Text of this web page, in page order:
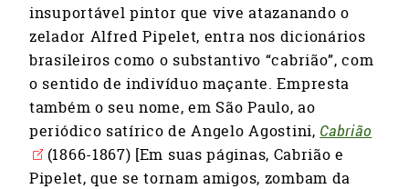
insuportável pintor que vive atazanando o
zelador Alfred Pipelet, entra nos dicionários
brasileiros como o substantivo “cabrião”, com
o sentido de indivíduo maçante. Empresta
também o seu nome, em São Paulo, ao
periódico satírico de Angelo Agostini, Cabrião
(1866-1867) [Em suas páginas, Cabrião e
Pipelet, que se tornam amigos, zombam da